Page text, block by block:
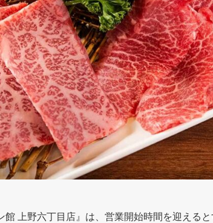
館 上野六丁目店』は、営業開始時間を迎える